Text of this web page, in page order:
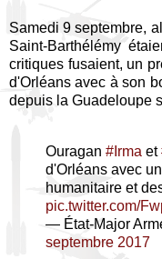
Samedi 9 septembre,
Saint-Barthélémy
critiques fusaient, un
d'Orléans avec à son
depuis la Guadeloupe
Ouragan #Irma et
d'Orléans avec
humanitaire et
pic.twitter.com/
— État-Major
septembre 2017